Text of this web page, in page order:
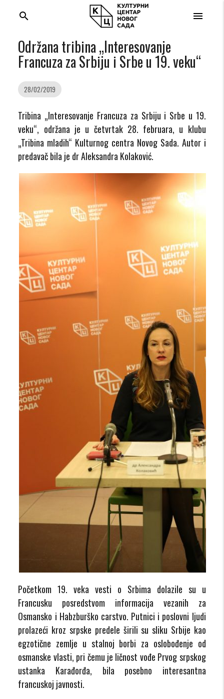
menu
search
Održana tribina „Interesovanje
Francuza za Srbiju i Srbe u 19. veku“
28/02/2019
Tribina „Interesovanje Francuza za Srbiju i Srbe u 19.
veku“, održana je u četvrtak 28. februara, u klubu
„Tribina mladih“ Kulturnog centra Novog Sada. Autor i
predavač bila je dr Aleksandra Kolaković.
Početkom 19. veka vesti o Srbima dolazile su u
Francusku posredstvom informacija vezanih za
Osmansko i Habzburško carstvo. Putnici i poslovni ljudi
prolazeći kroz srpske predele širili su sliku Srbije kao
egzotične zemlje u stalnoj borbi za oslobođenje od
osmanske vlasti, pri čemu je ličnost vođe Prvog srpskog
ustanka Karađorđa, bila posebno interesantna
francuskoj javnosti.